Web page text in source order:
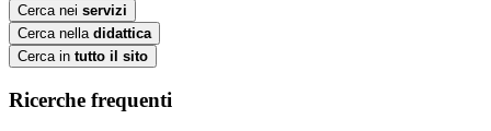
Cerca nei servizi
Cerca nella didattica
Cerca in tutto il sito
Ricerche frequenti